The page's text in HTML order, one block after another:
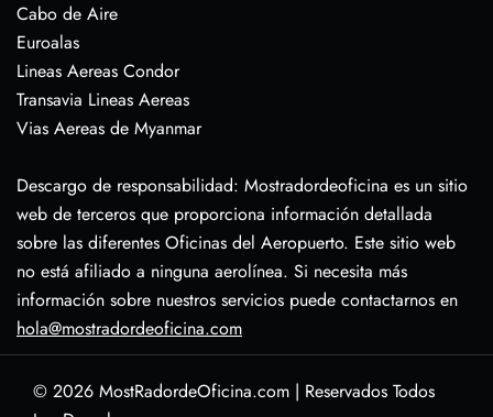
Cabo de Aire
Euroalas
Lineas Aereas Condor
Transavia Lineas Aereas
Vias Aereas de Myanmar
Descargo de responsabilidad: Mostradordeoficina es un sitio
web de terceros que proporciona información detallada
sobre las diferentes Oficinas del Aeropuerto. Este sitio web
no está afiliado a ninguna aerolínea. Si necesita más
información sobre nuestros servicios puede contactarnos en
hola@mostradordeoficina.com
© 2026 MostRadordeOficina.com | Reservados Todos